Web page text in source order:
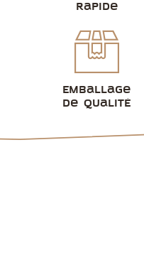
rapide
Emballage
de qualité